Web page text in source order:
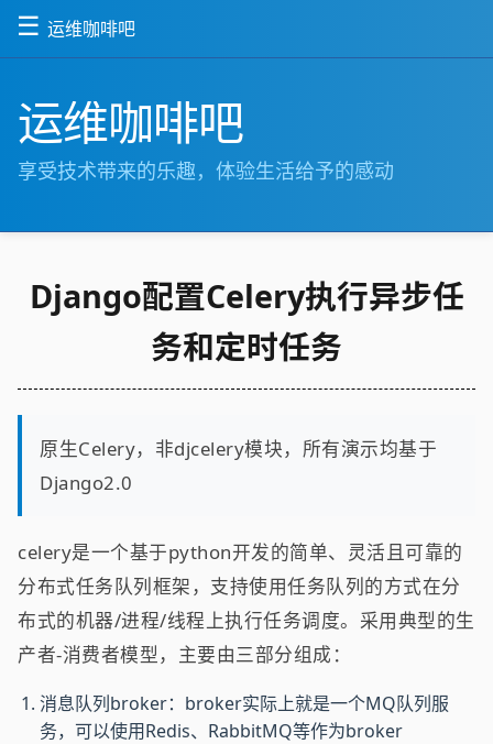
☰ 运维咖啡吧
运维咖啡吧
享受技术带来的乐趣，体验生活给予的感动
Django配置Celery执行异步任
务和定时任务
原生Celery，非djcelery模块，所有演示均基于
Django2.0
celery是一个基于python开发的简单、灵活且可靠的
分布式任务队列框架，支持使用任务队列的方式在分
布式的机器/进程/线程上执行任务调度。采用典型的生
产者-消费者模型，主要由三部分组成：
消息队列broker：broker实际上就是一个MQ队列服
务，可以使用Redis、RabbitMQ等作为broker